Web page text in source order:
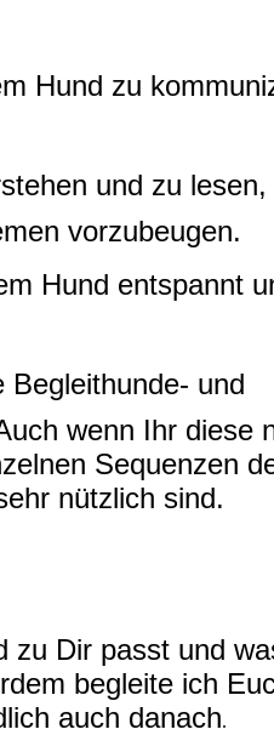
Hund zu
und zu lesen,
vorzubeugen.
Hund entspannt
Begleithunde- und
wenn Ihr diese
Sequenzen
nützlich sind.
zu Dir passt und
begleite ich
auch danach.